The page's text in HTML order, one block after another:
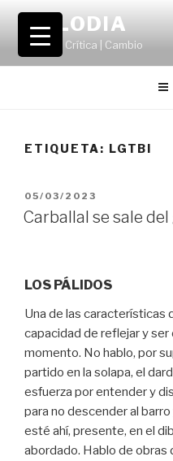
Saltar
contenido
VOLODIA
Teatro | Crítica | Cambio
ETIQUETA: LGTBI
PUBLICADO
EL
05/03/2023
Carballal se sale
LOS PÁLIDOS
Una de las características
capacidad de reflejar y
momento. No hablo, por
partido en la solapa, el
esfuerza por entender y
para no descender al barro
esté ahí, presente, en el
abordado. Hablo de obras